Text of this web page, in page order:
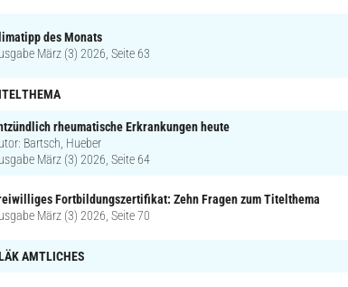
des Monats
März (3) 2026, Seite 63
rheumatische Erkrankungen heute
Bartsch, Hueber
März (3) 2026, Seite 64
Fortbildungszertifikat: Zehn Fragen zum Titelthema
März (3) 2026, Seite 70
AMTLICHES